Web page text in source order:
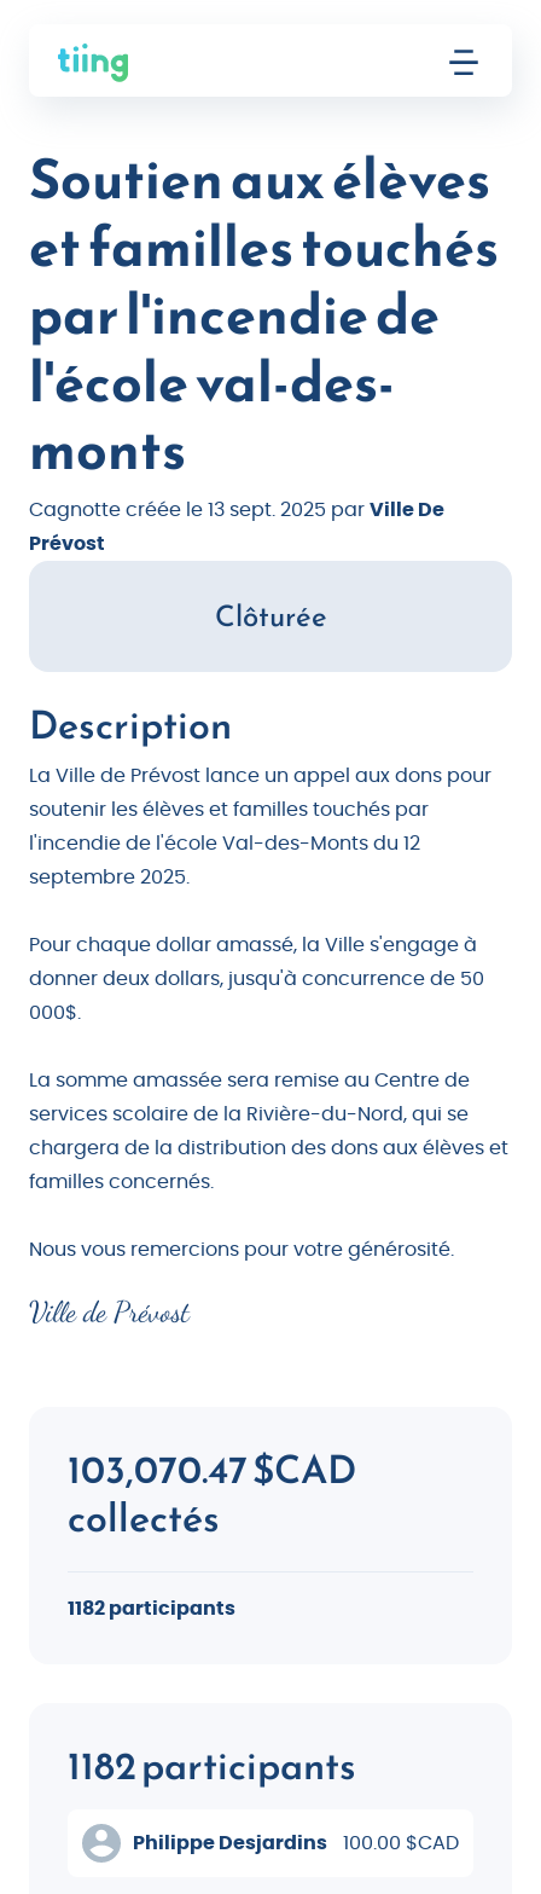
Soutien aux élèves
et familles touchés
par l'incendie de
l'école val-des-
monts
Cagnotte créée le 13 sept. 2025 par Ville De
Prévost
Clôturée
Description
La Ville de Prévost lance un appel aux dons pour
soutenir les élèves et familles touchés par
l'incendie de l'école Val-des-Monts du 12
septembre 2025.
Pour chaque dollar amassé, la Ville s'engage à
donner deux dollars, jusqu'à concurrence de 50
000$.
La somme amassée sera remise au Centre de
services scolaire de la Rivière-du-Nord, qui se
chargera de la distribution des dons aux élèves et
familles concernés.
Nous vous remercions pour votre générosité.
Ville de Prévost
103,070.47 $CAD
collectés
1182 participants
1182 participants
Philippe Desjardins 100.00 $CAD